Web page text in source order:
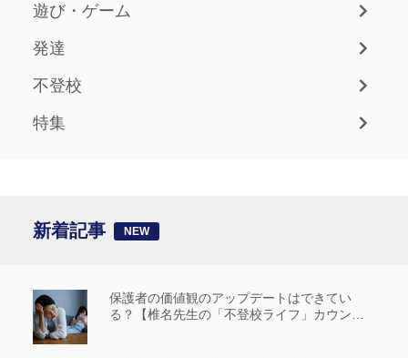
遊び・ゲーム
発達
不登校
特集
新着記事
保護者の価値観のアップデートはできてい
る？【椎名先生の「不登校ライフ」カウンセ